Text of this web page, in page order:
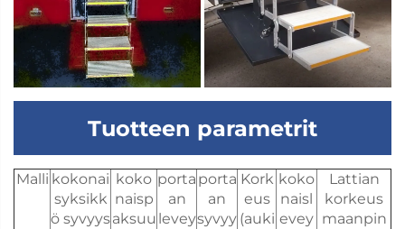
Tuotteen parametrit
Malli kokonai
syksikk
ö syvyys
koko
naisp
aksuu
porta
an
levey
porta
an
syvyy
Kork
eus
(auki
koko
naisl
evey
Lattian
korkeus
maanpin